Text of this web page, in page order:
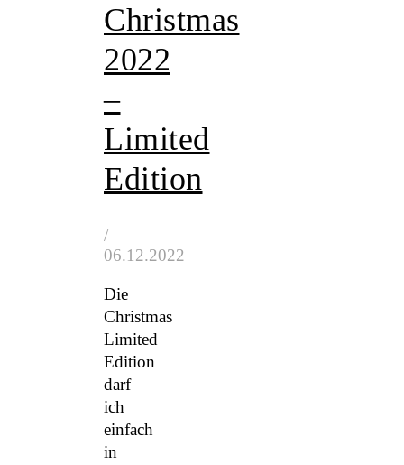
Christmas
2022
–
Limited
Edition
/
06.12.2022
Die
Christmas
Limited
Edition
darf
ich
einfach
in